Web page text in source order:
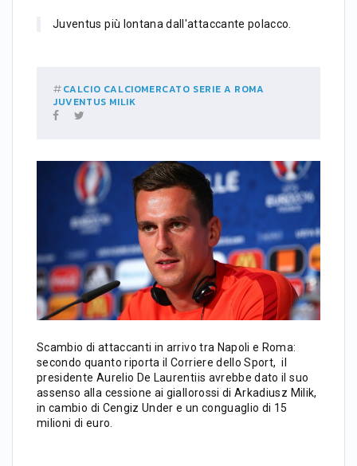
Juventus più lontana dall'attaccante polacco.
CALCIO CALCIOMERCATO SERIE A ROMA
JUVENTUS MILIK
Scambio di attaccanti in arrivo tra Napoli e Roma:
secondo quanto riporta il Corriere dello Sport, il
presidente Aurelio De Laurentiis avrebbe dato il suo
assenso alla cessione ai giallorossi di Arkadiusz Milik,
in cambio di Cengiz Under e un conguaglio di 15
milioni di euro.